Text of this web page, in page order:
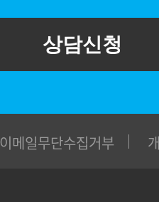
상담신청
이메일무단수집거부